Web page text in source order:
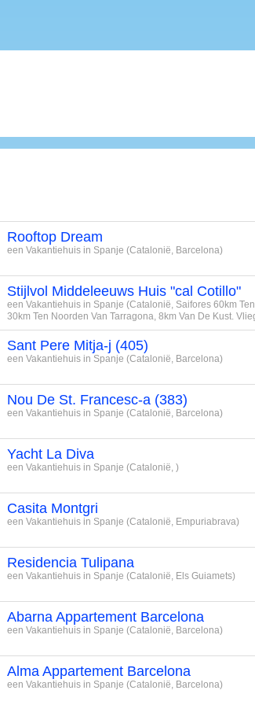
Rooftop Dream
een Vakantiehuis in Spanje (Catalonië, Barcelona)
Stijlvol Middeleeuws Huis "cal Cotillo"
een Vakantiehuis in Spanje (Catalonië, Saifores 60km
30km Ten Noorden Van Tarragona, 8km Van De Kust.
Sant Pere Mitja-j (405)
een Vakantiehuis in Spanje (Catalonië, Barcelona)
Nou De St. Francesc-a (383)
een Vakantiehuis in Spanje (Catalonië, Barcelona)
Yacht La Diva
een Vakantiehuis in Spanje (Catalonië, )
Casita Montgri
een Vakantiehuis in Spanje (Catalonië, Empuriabrava)
Residencia Tulipana
een Vakantiehuis in Spanje (Catalonië, Els Guiamets)
Abarna Appartement Barcelona
een Vakantiehuis in Spanje (Catalonië, Barcelona)
Alma Appartement Barcelona
een Vakantiehuis in Spanje (Catalonië, Barcelona)